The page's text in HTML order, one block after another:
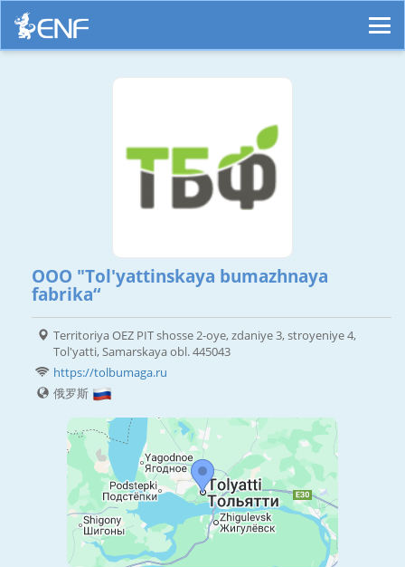
OOO "Tol'yattinskaya bumazhnaya
fabrika“
Territoriya OEZ PIT shosse 2-oye, zdaniye 3, stroyeniye 4,
Tol'yatti, Samarskaya obl. 445043
https://tolbumaga.ru
俄罗斯